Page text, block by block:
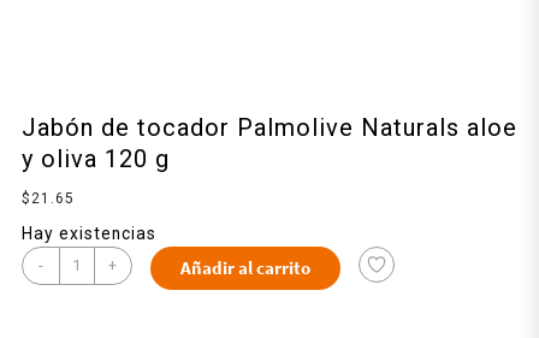
Jabón de tocador Palmolive Naturals aloe
y oliva 120 g
$21.65
Hay existencias
- + Añadir al carrito